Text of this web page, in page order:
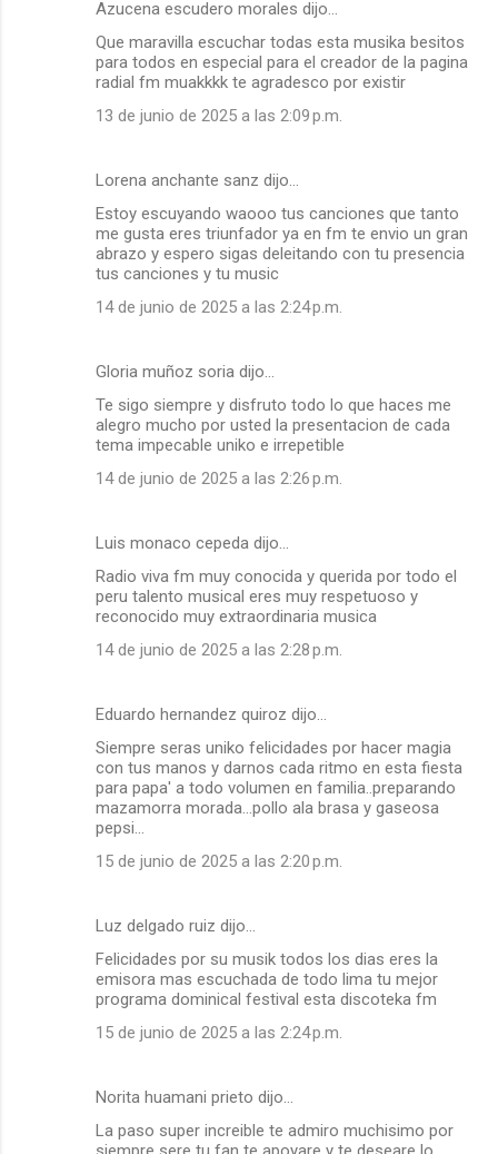
Azucena escudero morales dijo…
Que maravilla escuchar todas esta musika besitos
para todos en especial para el creador de la pagina
radial fm muakkkk te agradesco por existir
13 de junio de 2025 a las 2:09 p.m.
Lorena anchante sanz dijo…
Estoy escuyando waooo tus canciones que tanto
me gusta eres triunfador ya en fm te envio un gran
abrazo y espero sigas deleitando con tu presencia
tus canciones y tu music
14 de junio de 2025 a las 2:24 p.m.
Gloria muñoz soria dijo…
Te sigo siempre y disfruto todo lo que haces me
alegro mucho por usted la presentacion de cada
tema impecable uniko e irrepetible
14 de junio de 2025 a las 2:26 p.m.
Luis monaco cepeda dijo…
Radio viva fm muy conocida y querida por todo el
peru talento musical eres muy respetuoso y
reconocido muy extraordinaria musica
14 de junio de 2025 a las 2:28 p.m.
Eduardo hernandez quiroz dijo…
Siempre seras uniko felicidades por hacer magia
con tus manos y darnos cada ritmo en esta fiesta
para papa' a todo volumen en familia..preparando
mazamorra morada...pollo ala brasa y gaseosa
pepsi...
15 de junio de 2025 a las 2:20 p.m.
Luz delgado ruiz dijo…
Felicidades por su musik todos los dias eres la
emisora mas escuchada de todo lima tu mejor
programa dominical festival esta discoteka fm
15 de junio de 2025 a las 2:24 p.m.
Norita huamani prieto dijo…
La paso super increible te admiro muchisimo por